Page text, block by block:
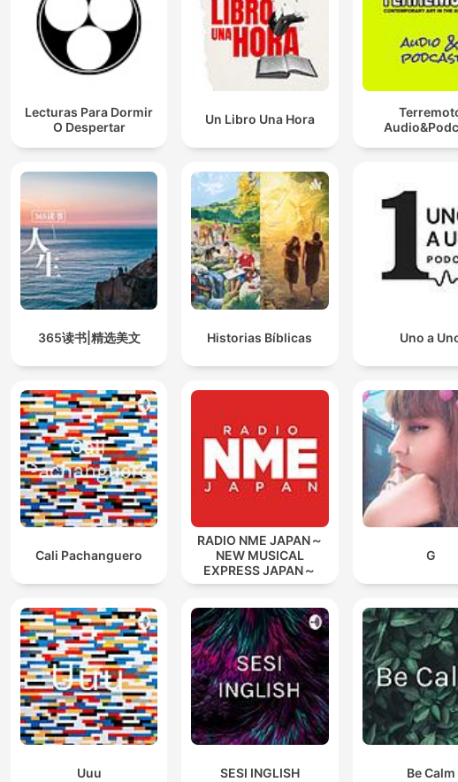
Lecturas Para Dormir
O Despertar
Un Libro Una Hora
365读书|精选美文 Historias Bíblicas Uno a
Cali Pachanguero
RADIO NME JAPAN～
NEW MUSICAL
EXPRESS JAPAN～
G
Uuu SESI INGLISH Be Calm